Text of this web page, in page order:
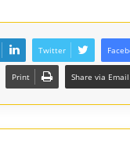
Twitter
Share via Email
Print